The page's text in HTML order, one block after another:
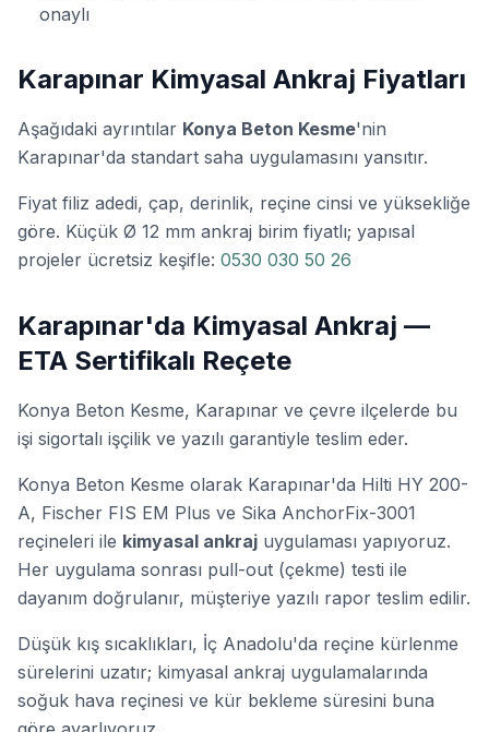
onaylı
Karapınar Kimyasal Ankraj Fiyatları
Aşağıdaki ayrıntılar Konya Beton Kesme'nin
Karapınar'da standart saha uygulamasını yansıtır.
Fiyat filiz adedi, çap, derinlik, reçine cinsi ve yüksekliğe
göre. Küçük Ø 12 mm ankraj birim fiyatlı; yapısal
projeler ücretsiz keşifle: 0530 030 50 26
Karapınar'da Kimyasal Ankraj —
ETA Sertifikalı Reçete
Konya Beton Kesme, Karapınar ve çevre ilçelerde bu
işi sigortalı işçilik ve yazılı garantiyle teslim eder.
Konya Beton Kesme olarak Karapınar'da Hilti HY 200-
A, Fischer FIS EM Plus ve Sika AnchorFix-3001
reçineleri ile kimyasal ankraj uygulaması yapıyoruz.
Her uygulama sonrası pull-out (çekme) testi ile
dayanım doğrulanır, müşteriye yazılı rapor teslim edilir.
Düşük kış sıcaklıkları, İç Anadolu'da reçine kürlenme
sürelerini uzatır; kimyasal ankraj uygulamalarında
soğuk hava reçinesi ve kür bekleme süresini buna